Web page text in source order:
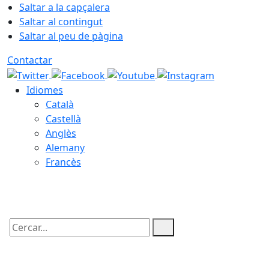
Saltar a la capçalera
Saltar al contingut
Saltar al peu de pàgina
Contactar
Idiomes
Català
Castellà
Anglès
Alemany
Francès
Cercar: